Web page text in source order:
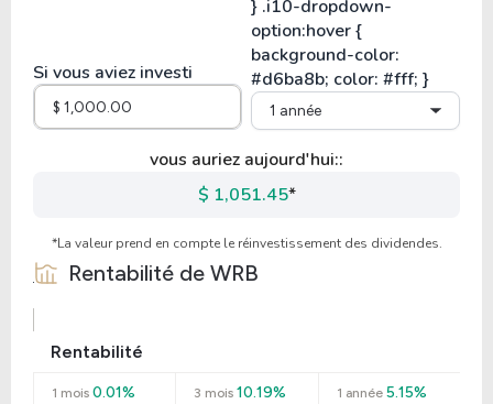
Si vous aviez investi
1 année
vous auriez aujourd'hui::
$ 1,051.45*
*La valeur prend en compte le réinvestissement des dividendes.
Rentabilité de WRB
Rentabilité
1 mois 0.01% 3 mois 10.19% 1 année5.15%